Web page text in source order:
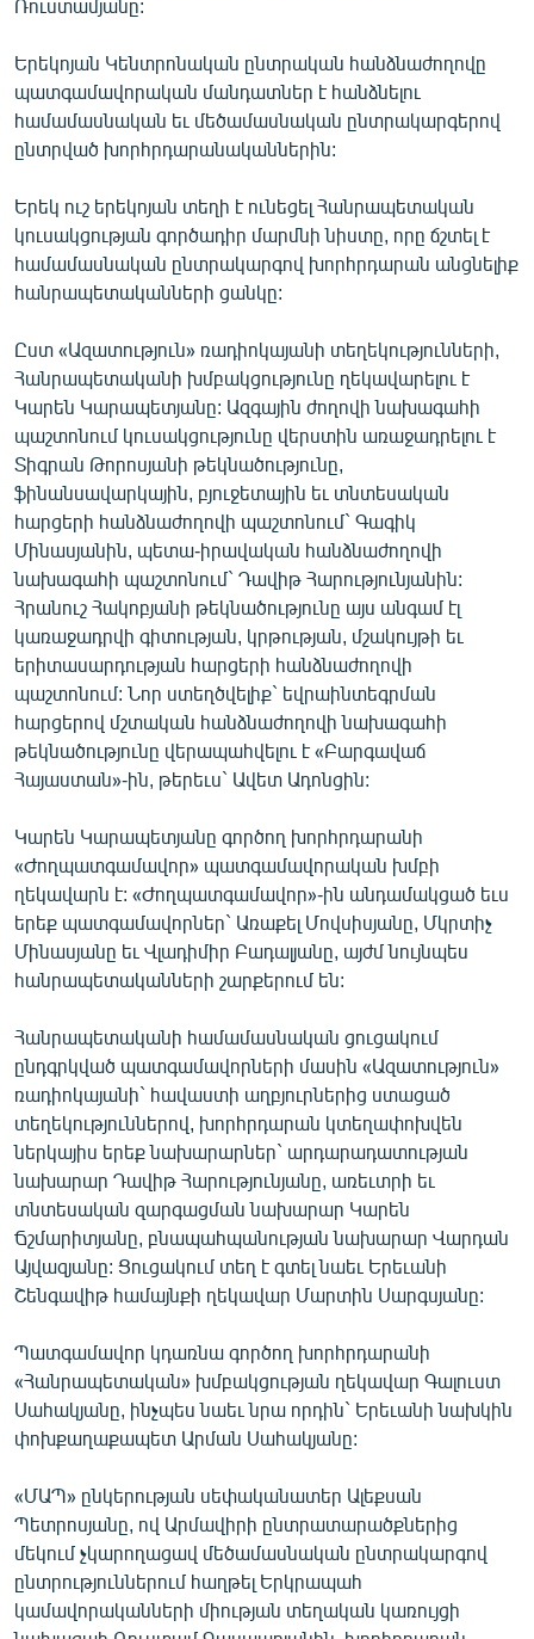
«Ազատության» բոլոր կայքերը
Ռուստամյանը:
Երեկոյան Կենտրոնական ընտրական հանձնաժողովը
պատգամավորական մանդատներ է հանձնելու
համամասնական եւ մեծամասնական ընտրակարգերով
ընտրված խորհրդարանականներին:
Երեկ ուշ երեկոյան տեղի է ունեցել Հանրապետական
կուսակցության գործադիր մարմնի նիստը, որը ճշտել է
համամասնական ընտրակարգով խորհրդարան անցնելիք
հանրապետականների ցանկը:
Ըստ «Ազատություն» ռադիոկայանի տեղեկությունների,
Հանրապետականի խմբակցությունը ղեկավարելու է
Կարեն Կարապետյանը: Ազգային ժողովի նախագահի
պաշտոնում կուսակցությունը վերստին առաջադրելու է
Տիգրան Թորոսյանի թեկնածությունը,
ֆինանսավարկային, բյուջետային եւ տնտեսական
հարցերի հանձնաժողովի պաշտոնում` Գագիկ
Մինասյանին, պետա-իրավական հանձնաժողովի
նախագահի պաշտոնում` Դավիթ Հարությունյանին:
Հրանուշ Հակոբյանի թեկնածությունը այս անգամ էլ
կառաջադրվի գիտության, կրթության, մշակույթի եւ
երիտասարդության հարցերի հանձնաժողովի
պաշտոնում: Նոր ստեղծվելիք` եվրաինտեգրման
հարցերով մշտական հանձնաժողովի նախագահի
թեկնածությունը վերապահվելու է «Բարգավաճ
Հայաստան»-ին, թերեւս` Ավետ Ադոնցին:
Կարեն Կարապետյանը գործող խորհրդարանի
«Ժողպատգամավոր» պատգամավորական խմբի
ղեկավարն է: «Ժողպատգամավոր»-ին անդամակցած եւս
երեք պատգամավորներ` Առաքել Մովսիսյանը, Մկրտիչ
Մինասյանը եւ Վլադիմիր Բադալյանը, այժմ նույնպես
հանրապետականների շարքերում են:
Հանրապետականի համամասնական ցուցակում
ընդգրկված պատգամավորների մասին «Ազատություն»
ռադիոկայանի` հավաստի աղբյուրներից ստացած
տեղեկություններով, խորհրդարան կտեղափոխվեն
ներկայիս երեք նախարարներ` արդարադատության
նախարար Դավիթ Հարությունյանը, առեւտրի եւ
տնտեսական զարգացման նախարար Կարեն
Ճշմարիտյանը, բնապահպանության նախարար Վարդան
Այվազյանը: Ցուցակում տեղ է գտել նաեւ Երեւանի
Շենգավիթ համայնքի ղեկավար Մարտին Սարգսյանը:
Պատգամավոր կդառնա գործող խորհրդարանի
«Հանրապետական» խմբակցության ղեկավար Գալուստ
Սահակյանը, ինչպես նաեւ նրա որդին` Երեւանի նախկին
փոխքաղաքապետ Արման Սահակյանը:
«ՄԱՊ» ընկերության սեփականատեր Ալեքսան
Պետրոսյանը, ով Արմավիրի ընտրատարածքներից
մեկում չկարողացավ մեծամասնական ընտրակարգով
ընտրություններում հաղթել Երկրապահ
կամավորականների միության տեղական կառույցի